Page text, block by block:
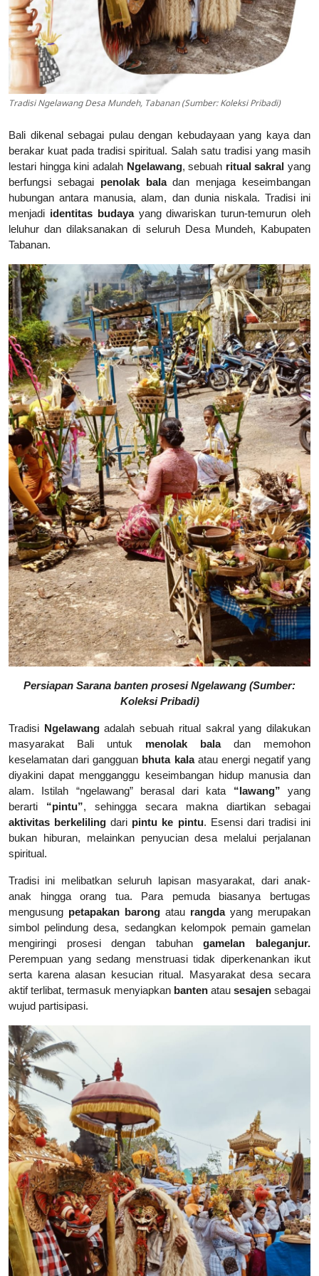
Tradisi Ngelawang Desa Mundeh, Tabanan (Sumber: Koleksi Pribadi)
Bali dikenal sebagai pulau dengan kebudayaan yang kaya dan
berakar kuat pada tradisi spiritual. Salah satu tradisi yang masih
lestari hingga kini adalah Ngelawang, sebuah ritual sakral yang
berfungsi sebagai penolak baladan menjaga keseimbangan
hubungan antara manusia, alam, dan dunia niskala. Tradisi ini
menjadi identitas budaya yang diwariskan turun-temurun oleh
leluhur dan dilaksanakan di seluruh Desa Mundeh, Kabupaten
Tabanan.
Persiapan Sarana banten prosesi Ngelawang (Sumber:
Koleksi Pribadi)
Tradisi Ngelawangadalah sebuah ritual sakral yang dilakukan
masyarakat Bali untuk menolak baladan memohon
keselamatan dari gangguan bhuta kalaatau energi negatif yang
diyakini dapat mengganggu keseimbangan hidup manusia dan
alam. Istilah “ngelawang” berasal dari kata “lawang” yang
berarti “pintu”, sehingga secara makna diartikan sebagai
aktivitas berkeliling dari pintu ke pintu. Esensi dari tradisi ini
bukan hiburan, melainkan penyucian desa melalui perjalanan
spiritual.
Tradisi ini melibatkan seluruh lapisan masyarakat, dari anak-
anak hingga orang tua. Para pemuda biasanya bertugas
mengusung petapakan barong atau rangda yang merupakan
simbol pelindung desa, sedangkan kelompok pemain gamelan
mengiringi prosesi dengan tabuhangamelan baleganjur.
Perempuan yang sedang menstruasi tidak diperkenankan ikut
serta karena alasan kesucian ritual. Masyarakat desa secara
aktif terlibat, termasuk menyiapkan banten atau sesajen sebagai
wujud partisipasi.